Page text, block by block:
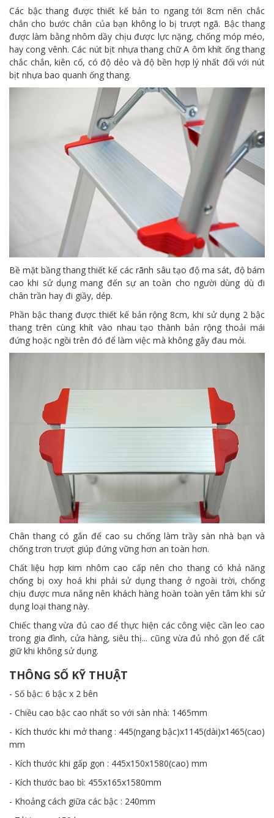
Các bậc thang được thiết kế bản to ngang tới 8cm nên chắc
chắn cho bước chân của bạn không lo bị trượt ngã. Bậc thang
được làm bằng nhôm dầy chịu được lực nặng, chống móp méo,
hay cong vênh. Các nút bịt nhựa thang chữ A ôm khít ống thang
chắc chắn, kiên cố, có độ dẻo và độ bền hợp lý nhất đối với nút
bịt nhựa bao quanh ống thang.
Bề mặt bầng thang thiết kế các rãnh sâu tạo độ ma sát, độ bám
cao khi sử dụng mang đến sự an toàn cho người dùng dù đi
chân trần hay đi giầy, dép.
Phần bậc thang được thiết kế bản rộng 8cm, khi sử dụng 2 bậc
thang trên cùng khít vào nhau tạo thành bản rộng thoải mái
đứng hoặc ngồi trên đó để làm việc mà không gây đau mỏi.
Chân thang có gắn đế cao su chống làm trầy sàn nhà bạn và
chống trơn trượt giúp đứng vững hơn an toàn hơn.
Chất liệu hợp kim nhôm cao cấp nên cho thang có khả năng
chống bị oxy hoá khi phải sử dụng thang ở ngoài trời, chống
chịu được mưa nắng nên khách hàng hoàn toàn yên tâm khi sử
dụng loại thang này.
Chiếc thang vừa đủ cao để thực hiện các công việc cần leo cao
trong gia đình, cửa hàng, siêu thị... cũng vừa đủ nhỏ gọn để cất
giữ khi không sử dụng.
THÔNG SỐ KỸ THUẬT
- Số bậc: 6 bậc x 2 bên
- Chiều cao bậc cao nhất so với sàn nhà: 1465mm
- Kích thước khi mở thang : 445(ngang bậc)x1145(dài)x1465(cao)
mm
- Kích thước khi gấp gọn : 445x150x1580(cao) mm
- Kích thước bao bì: 455x165x1580mm
- Khoảng cách giữa các bậc : 240mm